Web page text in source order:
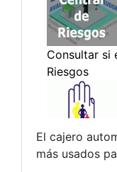
El cajero
más usados